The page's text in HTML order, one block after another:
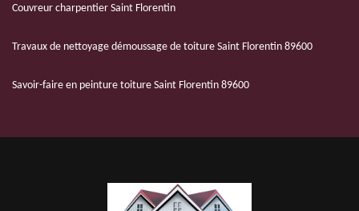
Couvreur charpentier Saint Florentin
Travaux de nettoyage démoussage de toiture Saint Florentin 89600
Savoir-faire en peinture toiture Saint Florentin 89600